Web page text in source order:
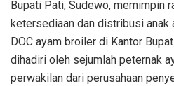
Bupati Pati, Sudewo, memimpin
ketersediaan dan distribusi anak
DOC ayam broiler di Kantor
dihadiri oleh sejumlah peternak
perwakilan dari perusahaan